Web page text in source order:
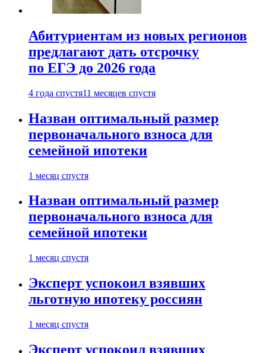
Абитуриентам из новых регионов
предлагают дать отсрочку
по ЕГЭ до 2026 года
4 года спустя11 месяцев спустя
Назван оптимальный размер
первоначального взноса для
семейной ипотеки
1 месяц спустя
Назван оптимальный размер
первоначального взноса для
семейной ипотеки
1 месяц спустя
Эксперт успокоил взявших
льготную ипотеку россиян
1 месяц спустя
Эксперт успокоил взявших